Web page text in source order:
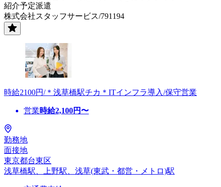
紹介予定派遣
株式会社スタッフサービス/791194
時給2100円/＊浅草橋駅チカ＊ITインフラ導入/保守営業
営業時給2,100円〜
勤務地
面接地
東京都台東区
浅草橋駅、上野駅、浅草(東武・都営・メトロ)駅